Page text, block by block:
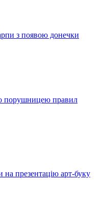
з появою донечки
порушницею правил
на презентацію арт-буку